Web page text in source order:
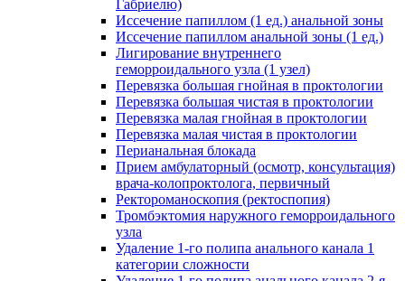
Габриелю)
Иссечение папиллом (1 ед.) анальной зоны
Иссечение папиллом анальной зоны (1 ед.)
Лигирование внутреннего
геморроидального узла (1 узел)
Перевязка большая гнойная в проктологии
Перевязка большая чистая в проктологии
Перевязка малая гнойная в проктологии
Перевязка малая чистая в проктологии
Перианальная блокада
Прием амбулаторный (осмотр, консультация)
врача-колопроктолога, первичный
Ректороманоскопия (ректоспопия)
Тромбэктомия наружного геморроидального
узла
Удаление 1-го полипа анального канала 1
категории сложности